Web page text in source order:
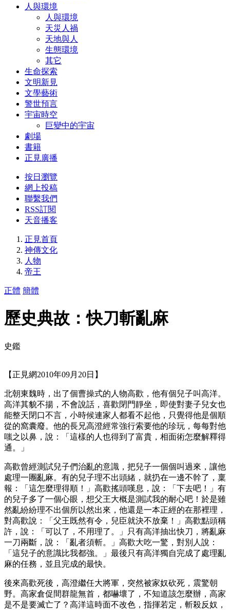
人與環境
人與環境
天災人禍
天地與人
生態環境
其它
生命探索
文明新見
文學藝術
警世預言
宇宙時空
巨變中的宇宙
劇場
書籍
正見廣播
按日瀏覽
網上投稿
聯繫我們
RSS訂閱
天音播客
正見首頁
神傳文化
人物
帝王
正體 簡體
歷史典故：快刀斬亂麻
史鑑
【正見網2010年09月20日】
北朝東魏時，出了個曹操式的人物高歡，他有個兒子叫高洋。
高洋其貌不揚，不會說話，喜歡閉門靜坐，即使對妻子兒女也
能整天閉口不言，小時候連家人都看不起他，只覺得他是個順
從的窩囊廢。他的長兄高澄經常強行索要他的珍玩，每每對他
嗤之以鼻，說：「這樣的人也得到了富貴，相面術怎麼解釋得
通。」
高歡曾經測試兒子們治亂的意識，把兒子一個個叫過來，讓他
處理一團亂麻。有的兒子理不出頭緒，就扔在一邊不幹了，稟
報：「這怎麼理得順！」高歡搖頭嘆息，說：「下去吧！」有
的兒子多了一個心眼，想父王大概是測試我的耐心吧！於是雖
然亂紛紛理不出個所以然出來，他還是一本正經的在那裡理，
對高歡說：「父王既然有令，兒臣就決不放棄！」高歡點頭稱
許，說：「可以了，不用理了。」只有高洋抽出快刀，將亂麻
一刀兩斷，說：「亂者須斬。」高歡大吃一驚，對別人說：
「這兒子的意識比我都強。」最後只有高洋獨自完成了處理亂
麻的任務，並且完成的最快。
後來高歡死後，高澄繼任大將軍，突然被家奴砍死，震驚朝
野。高家倉促間群龍無首，都嚇壞了，不知道該怎麼辦，高家
是不是要滅亡了？高洋這時面不改色，指揮若定，斬殺反奴，